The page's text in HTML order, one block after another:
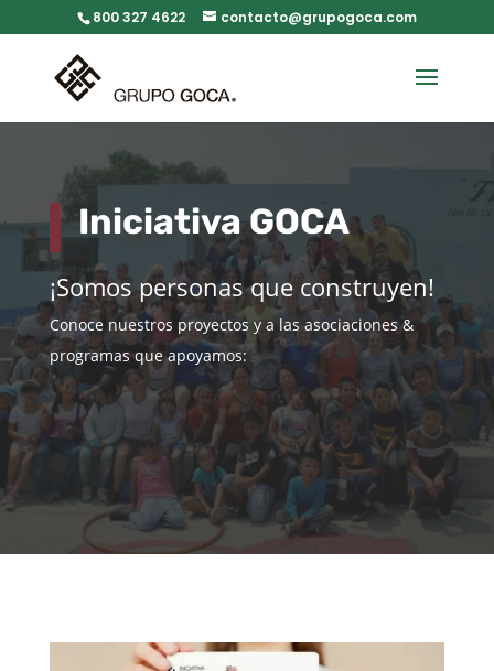
800 327 4622 contacto@grupogoca.com
Iniciativa GOCA
¡Somos personas que construyen!
Conoce nuestros proyectos y a las asociaciones &
programas que apoyamos: